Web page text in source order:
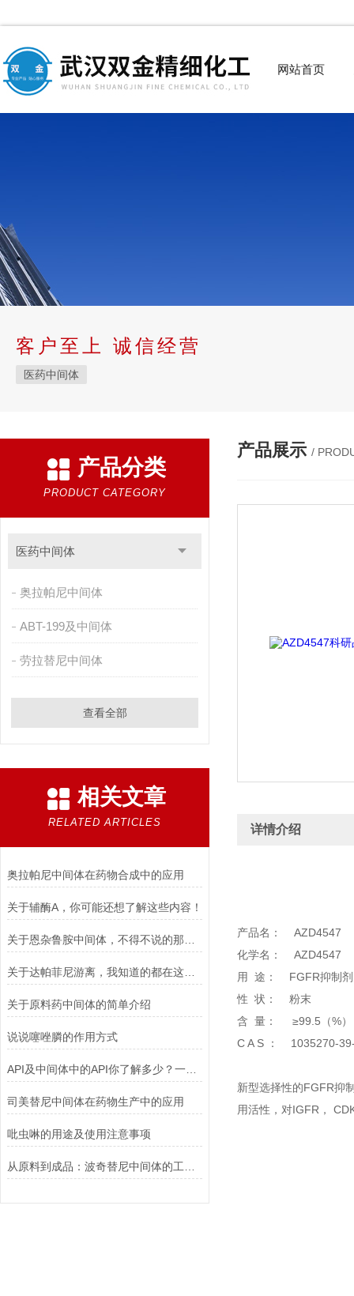
网站首页
客户至上 诚信经营
医药中间体
产品分类
PRODUCT CATEGORY
医药中间体
奥拉帕尼中间体
ABT-199及中间体
劳拉替尼中间体
查看全部
相关文章
RELATED ARTICLES
奥拉帕尼中间体在药物合成中的应用
关于辅酶A，你可能还想了解这些内容！
关于达帕菲尼游离，我知道的都在这儿了！
关于原料药中间体的简单介绍
说说噻唑膦的作用方式
API及中间体中的API你了解多少？一起来看看吧！
司美替尼中间体在药物生产中的应用
吡虫啉的用途及使用注意事项
产品展示 /
详情介绍
产品名： AZD4547
化学名： AZD4547
用 途： FGFR抑制剂
性 状： 粉末
含 量： ≥99.5（%
C A S ： 1035270-
新型选择性的FGFR抑
用活性，对IGFR，